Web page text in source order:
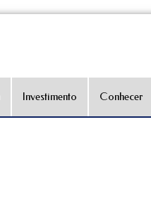
Investimento Conhecer